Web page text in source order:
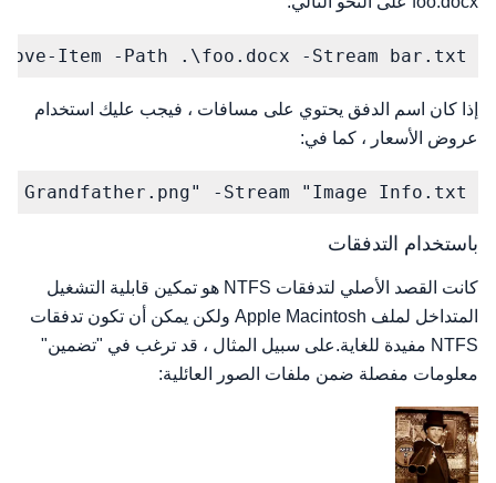
Item -Path .\foo.docx -Stream bar.txt
إذا كان اسم الدفق يحتوي على مسافات ، فيجب عليك استخدام
عروض الأسعار ، كما في:
Grandfather.png" -Stream "Image Info.txt"
باستخدام التدفقات
كانت القصد الأصلي لتدفقات NTFS هو تمكين قابلية التشغيل
المتداخل لملف Apple Macintosh ولكن يمكن أن تكون تدفقات
NTFS مفيدة للغاية.على سبيل المثال ، قد ترغب في "تضمين"
معلومات مفصلة ضمن ملفات الصور العائلية: